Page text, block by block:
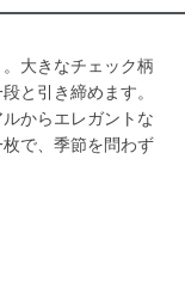
大きなチェック柄
と引き締めます。
からエレガントな
で、季節を問わず